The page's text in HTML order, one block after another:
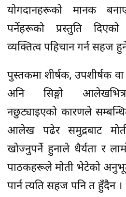
योगदानहरूको मानक
पर्नेहरूको प्रस्तुति
व्यक्तित्व पहिचान गर्न सहज
पुस्तकमा शीर्षक, उपशीर्षक
अनि सिङ्गो
नछुट्याइएको कारणले
आलेख पढेर समुद्रबाट
खोज्नुपर्ने हुनाले धैर्यता र
पाठकहरूले मोती भेटेको
पार्न त्यति सहज पनि त हुँदैन ।